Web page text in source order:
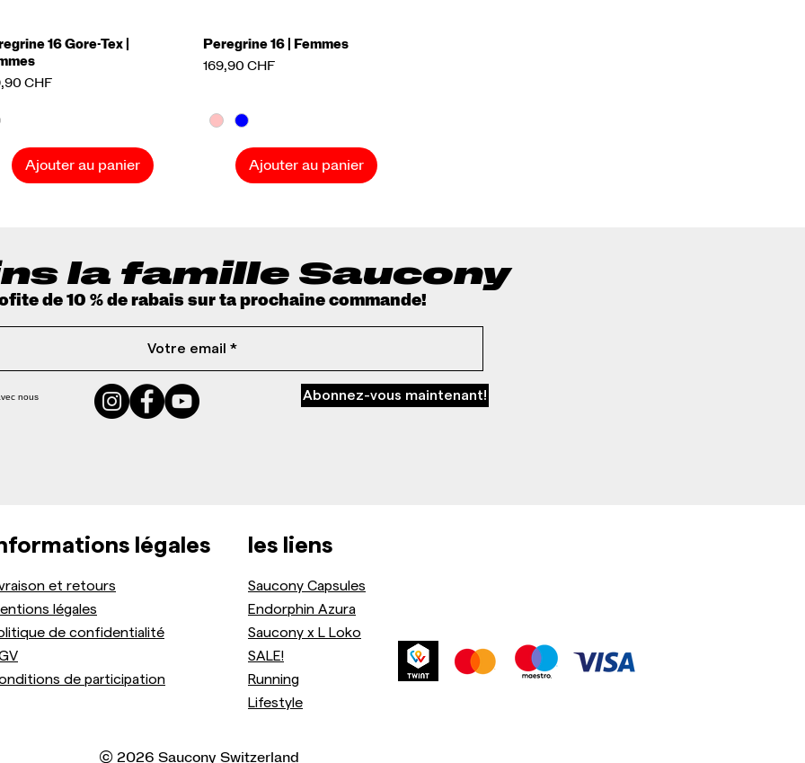
Aperçu rapide
16 Gore-Tex |
CHF
Ajouter au panier
Aperçu rapide
Peregrine 16 | Femmes
Prix
169,90 CHF
Ajouter au panier
la famille Saucony
de 10 % de rabais sur ta prochaine commande!
nous Abonnez-vous maintenant!
légales
et retours
légales
de confidentialité
de participation
les liens
Saucony Capsules
Endorphin Azura
Saucony x L Loko
SALE!
Running
Lifestyle
© 2026 Saucony Switzerland